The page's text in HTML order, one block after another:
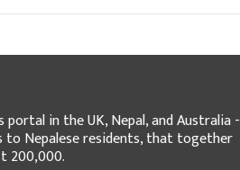
in the UK, Nepal, and Australia -
to Nepalese residents, that together
200,000.